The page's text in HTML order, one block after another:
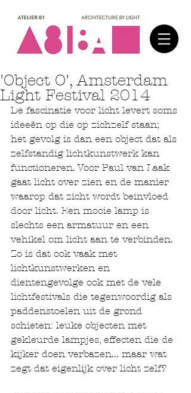
'Object O', Amsterdam
Light Festival 2014
De fascinatie voor licht levert soms
ideeën op die op zichzelf staan;
het gevolg is dan een object dat als
zelfstandig lichtkunstwerk kan
functioneren. Voor Paul van Laak
gaat licht over zien en de manier
waarop dat zicht wordt beinvloed
door licht. Een mooie lamp is
slechts een armatuur en een
vehikel om licht aan te verbinden.
Zo is dat ook vaak met
lichtkunstwerken en
dientengevolge ook met de vele
lichtfestivals die tegenwoordig als
paddenstoelen uit de grond
schieten: leuke objecten met
gekleurde lampjes, effecten die de
kijker doen verbazen... maar wat
zegt dat eigenlijk over licht zelf?